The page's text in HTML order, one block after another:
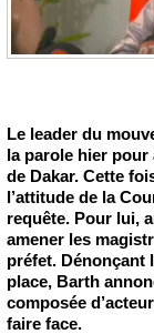
Le leader du
la parole hier pour
de Dakar. Cette
l’attitude de la
requête. Pour lui,
amener les
préfet. Dénonçant
place, Barth
composée
faire face.